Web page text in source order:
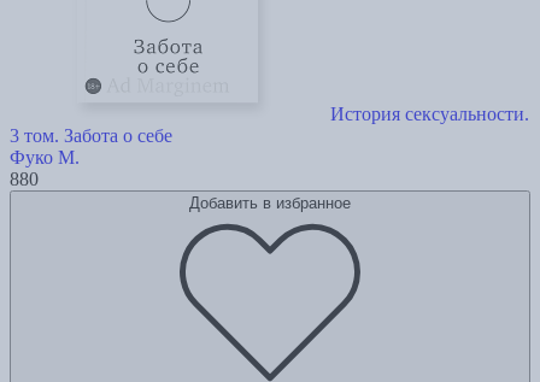
История сексуальности.
3 том. Забота о себе
Фуко М.
880
Добавить в избранное